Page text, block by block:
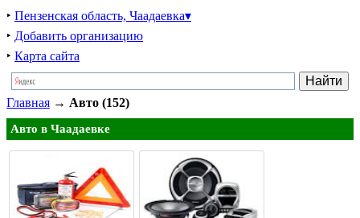
‣ Пензенская область, Чаадаевка▾
‣ Добавить организацию
‣ Карта сайта
Главная → Авто (152)
Авто в Чаадаевке